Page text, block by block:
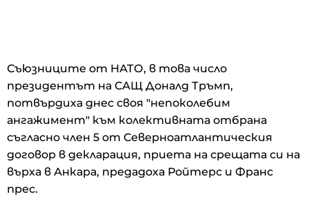
Съюзниците от НАТО, в това число
президентът на САЩ Доналд Тръмп,
потвърдиха днес своя "непоколебим
ангажимент" към колективната отбрана
съгласно член 5 от Северноатлантическия
договор в декларация, приета на срещата си на
върха в Анкара, предадоха Ройтерс и Франс
прес.